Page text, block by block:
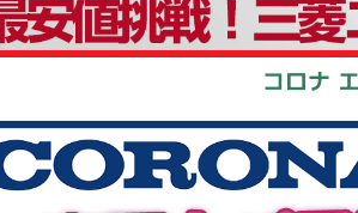
コロナ